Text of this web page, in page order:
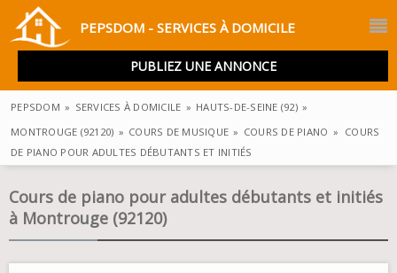
PEPSDOM - SERVICES À DOMICILE
PUBLIEZ UNE ANNONCE
PEPSDOM » SERVICES À DOMICILE » HAUTS-DE-SEINE (92) »
MONTROUGE (92120) » COURS DE MUSIQUE » COURS DE PIANO » COURS
DE PIANO POUR ADULTES DÉBUTANTS ET INITIÉS
Cours de piano pour adultes débutants et initiés
à Montrouge (92120)